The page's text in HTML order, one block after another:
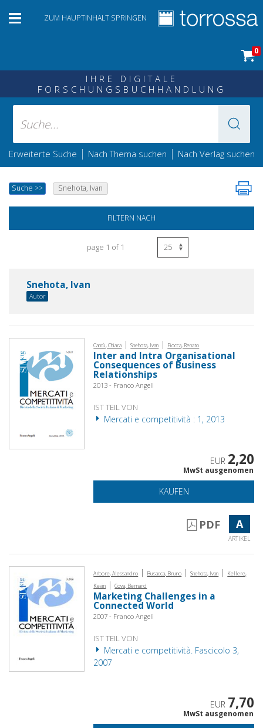
ZUM HAUPTINHALT SPRINGEN
0
IHRE DIGITALE
FORSCHUNGSBUCHHANDLUNG
Erweiterte Suche | Nach Thema suchen | Nach Verlag suchen
Suche >> Snehota, Ivan
FILTERN NACH
page 1 of 1
Snehota, Ivan
Autor
Cantù, Chiara | Snehota, Ivan | Fiocca, Renato
Inter and Intra Organisational
Consequences of Business
Relationships
2013 - Franco Angeli
IST TEIL VON
Mercati e competitività : 1, 2013
EUR 2,20
MwSt ausgenomen
KAUFEN
PDF A
ARTIKEL
Arbore, Alessandro | Busacca, Bruno | Snehota, Ivan |
Kellere,
Kevin | Cova, Bernard
Marketing Challenges in a
Connected World
2007 - Franco Angeli
IST TEIL VON
Mercati e competitività. Fascicolo 3,
2007
EUR 7,70
MwSt ausgenomen